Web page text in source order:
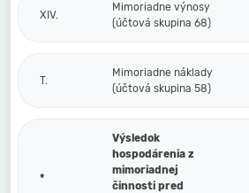
XIV.
Mimoriadne výnosy
(účtová skupina 68)
T.
Mimoriadne náklady
(účtová skupina 58)
*
Výsledok
hospodárenia z
mimoriadnej
činnosti pred